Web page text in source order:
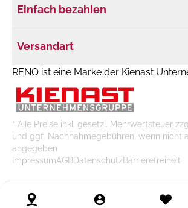
Einfach bezahlen
Versandart
RENO ist eine Marke der Kienast
* Alle Preise inkl. gesetzl. Mehrwertsteuer
und ggf. Nachnahmegebühren, wenn nicht
angegeben
ImpressumAGBDatenschutzBarrierefreiheit